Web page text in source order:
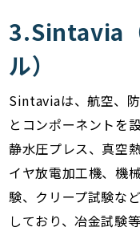
3.Sintavia
ル）
Sintaviaは、航空、
とコンポーネントを
静水圧プレス、真空
イヤ放電加工機、機
験、クリープ試験な
しており、冶金試験